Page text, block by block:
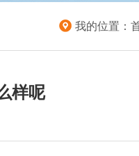
我的位置：
样呢